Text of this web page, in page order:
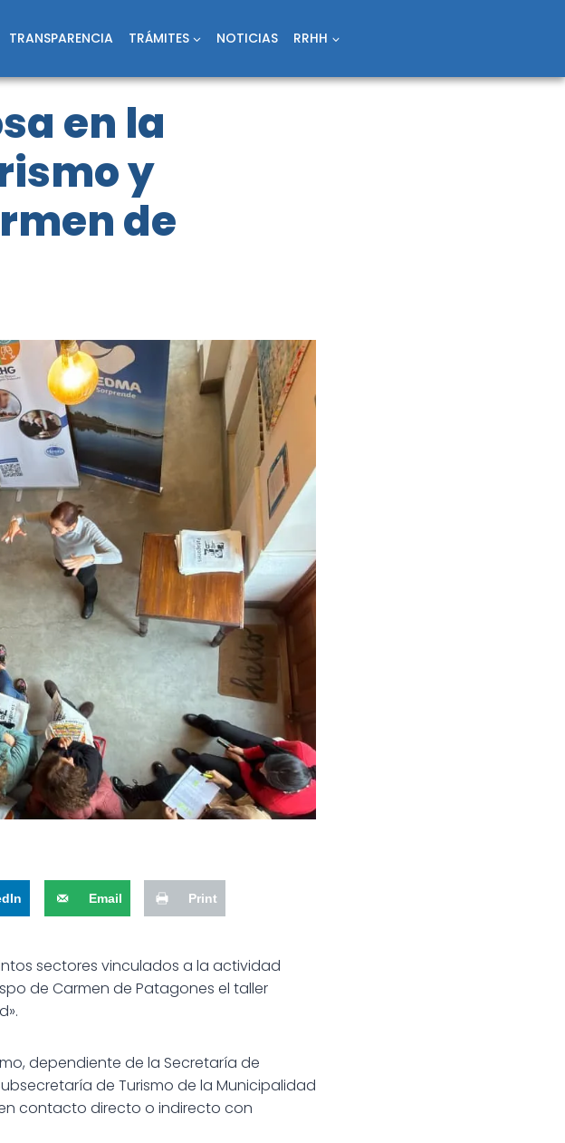
TRANSPARENCIA TRÁMITES NOTICIAS RRHH
en la
y
de
Email Print
sectores vinculados a la actividad
de Carmen de Patagones el taller
dependiente de la Secretaría de
de Turismo de la Municipalidad
contacto directo o indirecto con